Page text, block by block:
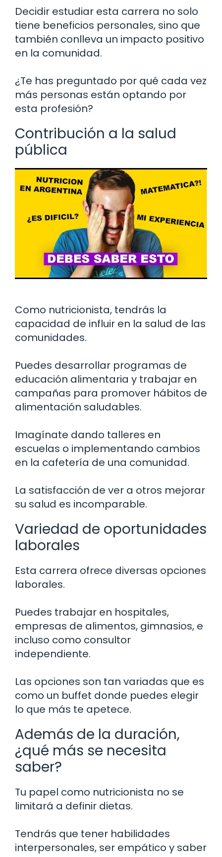
Decidir estudiar esta carrera no solo
tiene beneficios personales, sino que
también conlleva un impacto positivo
en la comunidad.
¿Te has preguntado por qué cada vez
más personas están optando por
esta profesión?
Contribución a la salud
pública
Como nutricionista, tendrás la
capacidad de influir en la salud de las
comunidades.
Puedes desarrollar programas de
educación alimentaria y trabajar en
campañas para promover hábitos de
alimentación saludables.
Imagínate dando talleres en
escuelas o implementando cambios
en la cafetería de una comunidad.
La satisfacción de ver a otros mejorar
su salud es incomparable.
Variedad de oportunidades
laborales
Esta carrera ofrece diversas opciones
laborales.
Puedes trabajar en hospitales,
empresas de alimentos, gimnasios, e
incluso como consultor
independiente.
Las opciones son tan variadas que es
como un buffet donde puedes elegir
lo que más te apetece.
Además de la duración,
¿qué más se necesita
saber?
Tu papel como nutricionista no se
limitará a definir dietas.
Tendrás que tener habilidades
interpersonales, ser empático y saber